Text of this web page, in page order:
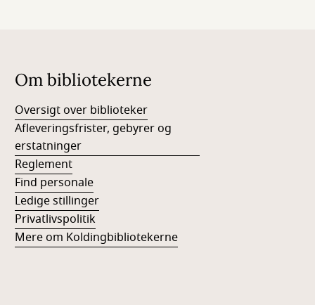
Om bibliotekerne
Oversigt over biblioteker
Afleveringsfrister, gebyrer og
erstatninger
Reglement
Find personale
Ledige stillinger
Privatlivspolitik
Mere om Koldingbibliotekerne